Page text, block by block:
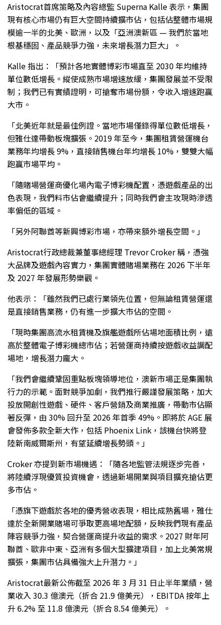
Aristocrat首席策略及內容總監 Superna Kalle 表示，集團
現有核心市場仍有巨大空間持續擴市佔，包括佔整體市場規
模逾一半的北美、歐洲，以及「亞洲澳新區 — 我們於當地
根基穩固、產品競爭力強，未來增長潛力巨大」。
Kalle 指出：「預計各地實體博彩市場直至 2030 年均維持
單位數低增長。縱使成熟市場增速放緩，集團發展並不受限
制；我們已有實績證明，可搶奪市場份額，令收入增速跑贏
大市。
「北美近年就是最佳例證。當地市場僅錄得單位數低增長，
但雅仕達帶動板塊擴張。2019 年至今，集團租賃營運機台
業務年均增長 9%，直接銷售機台年均增長 10%，雙雙大幅
跑贏市場平均。
「隨賭場營運商優化場內電子博彩機配置，憑遊戲產品的出
色表現，我們料市佔會繼續提升；同時我們會主攻現時滲透
率偏低的區域。
「另外阿聯酋等新興博彩市場，亦帶來額外增長空間。」
Aristocrat行政總裁兼董事總經理 Trevor Croker 稱，憑強
大品牌及遊戲內容實力，集團實體賭場業務在 2026 下半年
及 2027 年發展形勢樂觀。
他表示：「雖然我們已處行業領先位置，但無論租賃營運還
是直接銷售業務，仍有進一步擴大市佔的空間。
「現時集團高流水租賃機及旗艦遊戲所佔場地面積比例，遠
高於整體電子博彩機總市佔；若營運商持續按遊戲收益調配
場地，增長潛力龐大。
「我們會繼續鞏固重點板塊領導地位，澳新市場正是集團執
行力的示範。面對競爭加劇，我們推行嚴謹發展策略，加大
投放開創性遊戲、硬件、客戶營銷及商業推廣，帶動市佔顯
著反彈，由 30% 回升至 2026 年首季 49%。即將於 AGE 展
會發佈多款全新大作，包括 Phoenix Link，該機台快將登
陸新南威爾斯州，有望延續增長勢頭。」
Croker 亦提到新市場機遇：「隨各地監管法規逐步完善，
將陸續浮現優質投資機會，透過新場開業與項目擴充搶佔更
多市佔。
「憑旗下遊戲於各地的優秀營收表現，相比成熟舊場，雅仕
達於全新開業賭場可爭取更高場地配額，反映我們現有產品
陣容競爭力強，契合營運商提升收益的需求。2027 財年阿
聯酋、歐非中東、亞洲有多個大型擴建項目，加上北美常規
擴張，集團市佔具備強大上升潛力。」
Aristocrat最新公佈截至 2026 年 3 月 31 日止半年業績，營
業收入 30.3 億澳元（折合 21.9 億美元），EBITDA 按年上
升 6.2% 至 11.8 億澳元（折合 8.54 億美元）。